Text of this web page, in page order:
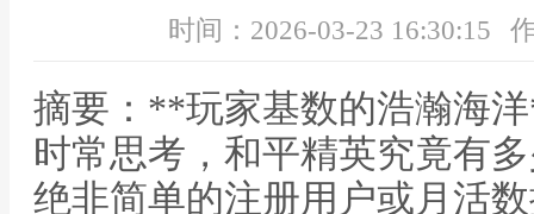
时间：2026-03-23 16:30:15
摘要：**玩家基数的浩瀚海
时常思考，和平精英究竟有
绝非简单的注册用户或月活